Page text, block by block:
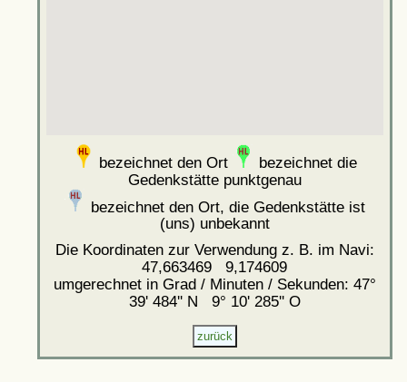
bezeichnet den Ort
bezeichnet die
Gedenkstätte punktgenau
bezeichnet den Ort, die Gedenkstätte ist
(uns) unbekannt
Die Koordinaten zur Verwendung z. B. im Navi:
47,663469 9,174609
umgerechnet in Grad / Minuten / Sekunden: 47°
39' 484'' N 9° 10' 285'' O